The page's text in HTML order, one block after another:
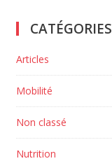
CATÉGORIES
Articles
Mobilité
Non classé
Nutrition